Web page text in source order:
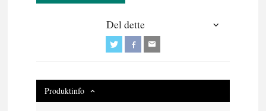
Del dette
Produktinfo